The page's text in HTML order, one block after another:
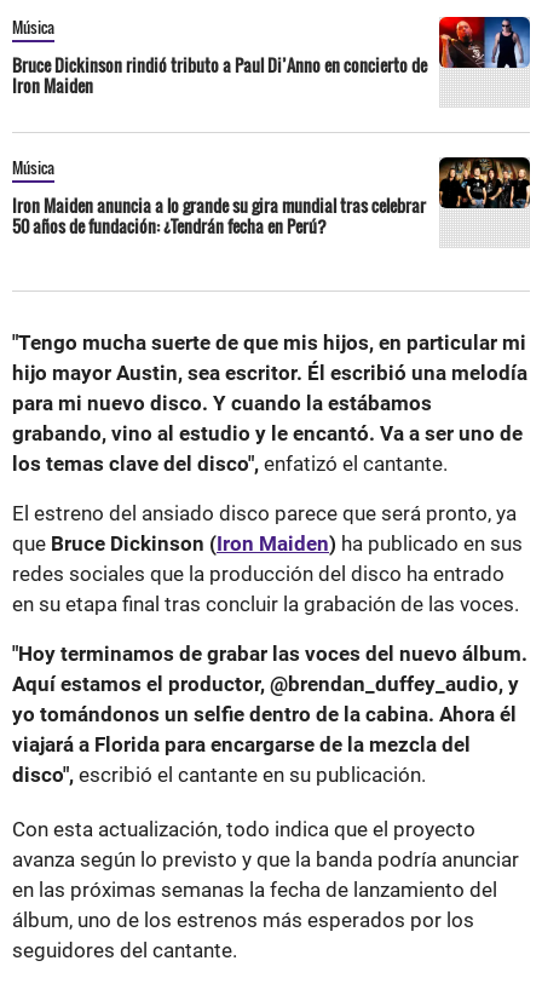
Música
Bruce Dickinson rindió tributo a Paul Di’Anno en concierto de
Iron Maiden
Música
Iron Maiden anuncia a lo grande su gira mundial tras celebrar
50 años de fundación: ¿Tendrán fecha en Perú?
"Tengo mucha suerte de que mis hijos, en particular mi
hijo mayor Austin, sea escritor. Él escribió una melodía
para mi nuevo disco. Y cuando la estábamos
grabando, vino al estudio y le encantó. Va a ser uno de
los temas clave del disco", enfatizó el cantante.
El estreno del ansiado disco parece que será pronto, ya
que Bruce Dickinson (Iron Maiden) ha publicado en sus
redes sociales que la producción del disco ha entrado
en su etapa final tras concluir la grabación de las voces.
"Hoy terminamos de grabar las voces del nuevo álbum.
Aquí estamos el productor, @brendan_duffey_audio, y
yo tomándonos un selfie dentro de la cabina. Ahora él
viajará a Florida para encargarse de la mezcla del
disco", escribió el cantante en su publicación.
Con esta actualización, todo indica que el proyecto
avanza según lo previsto y que la banda podría anunciar
en las próximas semanas la fecha de lanzamiento del
álbum, uno de los estrenos más esperados por los
seguidores del cantante.